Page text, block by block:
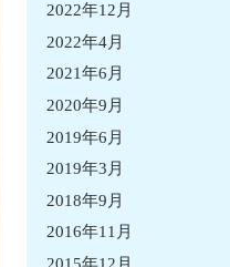
2022年12月
2022年4月
2021年6月
2020年9月
2019年6月
2019年3月
2018年9月
2016年11月